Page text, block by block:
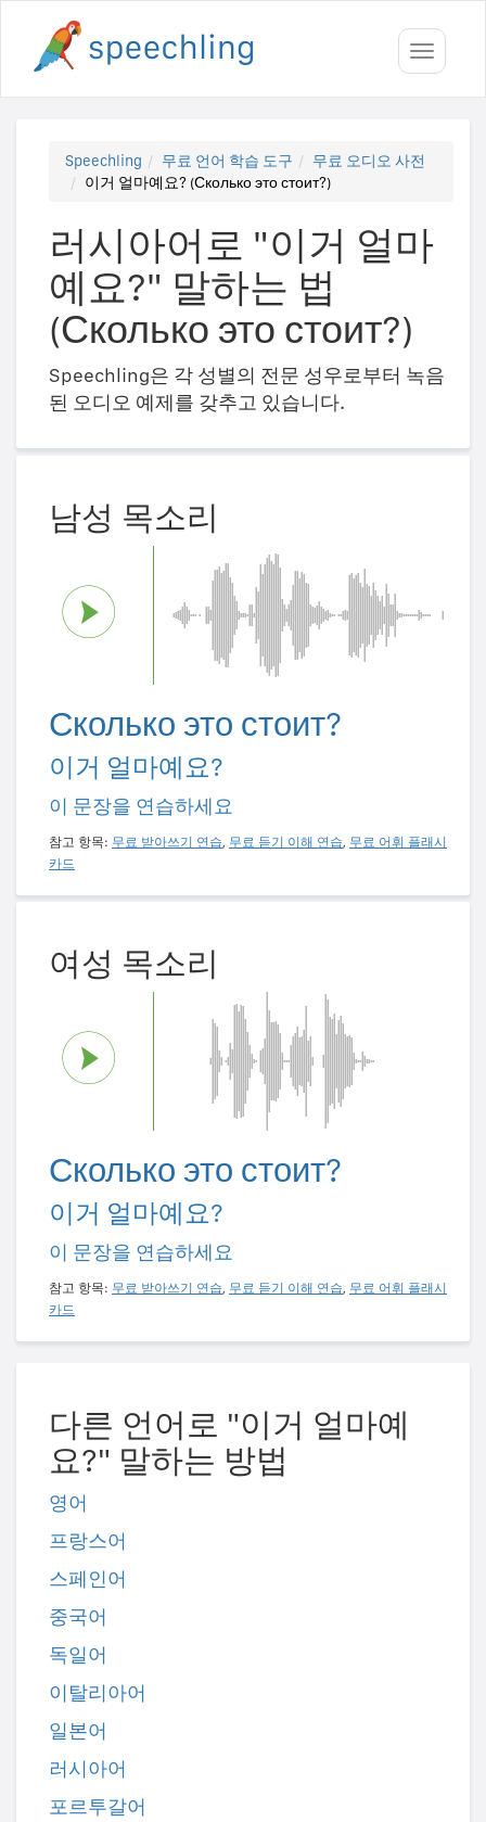
Toggle
Speechling 무료 언어 학습 도구
무료 오디오 사전
이거 얼마예요? (Сколько это стоит?)
러시아어로 "이거 얼마
예요?" 말하는 법
(Сколько это стоит?)
Speechling은 각 성별의 전문 성우로부터 녹음
된 오디오 예제를 갖추고 있습니다.
남성 목소리
Сколько это стоит?
이거 얼마예요?
이 문장을 연습하세요
참고 항목: 무료 받아쓰기 연습, 무료 듣기 이해 연습, 무료 어휘 플래시
카드
여성 목소리
Сколько это стоит?
이거 얼마예요?
이 문장을 연습하세요
참고 항목: 무료 받아쓰기 연습, 무료 듣기 이해 연습, 무료 어휘 플래시
카드
다른 언어로 "이거 얼마예
요?" 말하는 방법
영어
프랑스어
스페인어
중국어
독일어
이탈리아어
일본어
러시아어
포르투갈어